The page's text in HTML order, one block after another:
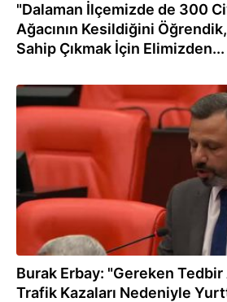
"Dalaman İlçemizde de 300
Ağacının Kesildiğini
Sahip Çıkmak İçin Elimizden...
19.01.2023
Burak Erbay: "Gereken Tedbir
Trafik Kazaları Nedeniyle